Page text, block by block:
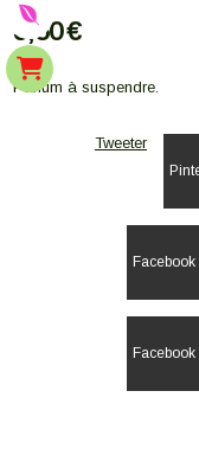
3,50€
Parfum à suspendre.
Tweeter